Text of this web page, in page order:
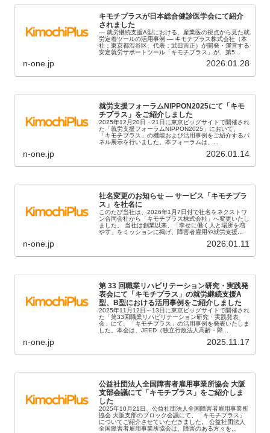
キモチプラスが日本総合健診医学会にて紹介
されました
― 就労継続支援A型における、産業医の視点から見た就
労定着ツールの活用事例 ― キモチプラス株式会社（本
社：東京都渋谷区、代表：武田吉正）が開発・運営する
安定就労サポートツール「キモチプラス」が、第5...
n-one.jp 2026.01.28
就労支援フォーラムNIPPON2025にて「キモ
チプラス」をご紹介しました
2025年12月20日・21日に東京ビッグサイトで開催され
た「就労支援フォーラムNIPPON2025」において、
「キモチプラス」の機能および活用事例をご紹介するパ
ネル展示を行いました。本フォーラムは、...
n-one.jp 2026.01.14
社名変更のお知らせ ― サービス「キモチプラ
ス」を社名に
このたび当社は、2026年1月7日付で社名をネクストワ
ン合同会社から「キモチプラス株式会社」へ変更いたし
ました。 当社は創業以来、「幸せに働く人と場所を増
やす」をミッションに掲げ、障害者雇用や就労支援...
n-one.jp 2026.01.11
第 33 回職業リハビリテーション研究・実践発
表会にて「キモチプラス」の就労継続支援A
型、B型における活用事例をご紹介しました
2025年11月12日～13日に東京ビッグサイトで開催され
た「第33回職業リハビリテーション研究・実践発表
会」にて、「キモチプラス」の活用事例を発表いたしま
した。本会は、JEED（独立行政法人高齢・障...
n-one.jp 2025.11.17
公益社団法人全国障害者雇用事業所協会 大阪
支部会議にて「キモチプラス」をご紹介しま
した
2025年10月21日、公益社団法人全国障害者雇用事業所
協会 大阪支部のブロック会議にて、「キモチプラス」
についてご紹介させていただきました。 公益社団法人
全国障害者雇用事業所協会は、障害のある方々を...